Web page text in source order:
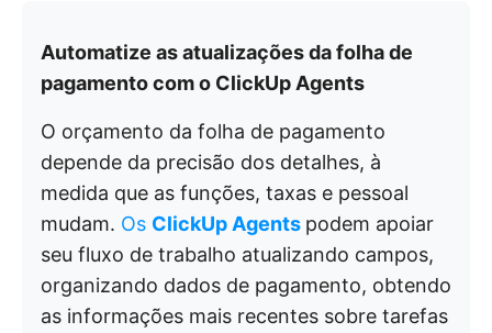
Automatize as atualizações da folha de
pagamento com o ClickUp Agents
O orçamento da folha de pagamento
depende da precisão dos detalhes, à
medida que as funções, taxas e pessoal
mudam. Os ClickUp Agents podem apoiar
seu fluxo de trabalho atualizando campos,
organizando dados de pagamento, obtendo
as informações mais recentes sobre tarefas